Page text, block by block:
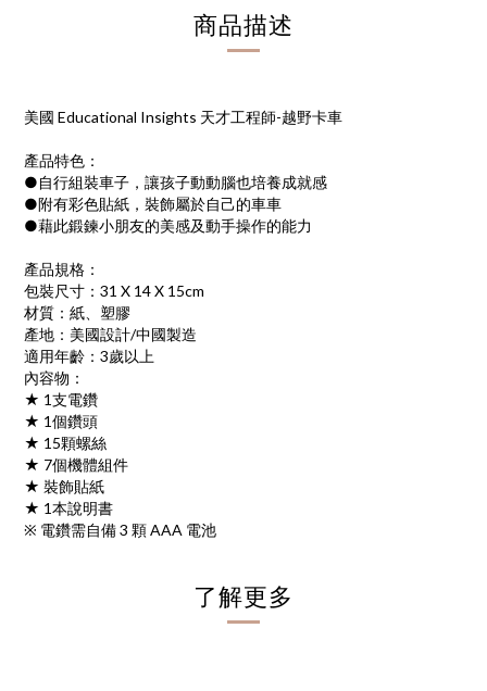
商品描述
美國 Educational Insights 天才工程師-越野卡車
產品特色：
●自行組裝車子，讓孩子動動腦也培養成就感
●附有彩色貼紙，裝飾屬於自己的車車
●藉此鍛鍊小朋友的美感及動手操作的能力
產品規格：
包裝尺寸：31 X 14 X 15cm
材質：紙、塑膠
產地：美國設計/中國製造
適用年齡：3歲以上
內容物：
★ 1支電鑽
★ 1個鑽頭
★ 15顆螺絲
★ 7個機體組件
★ 裝飾貼紙
★ 1本說明書
※ 電鑽需自備 3 顆 AAA 電池
了解更多